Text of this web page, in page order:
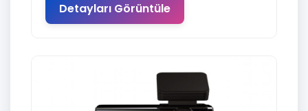
Detayları Görüntüle